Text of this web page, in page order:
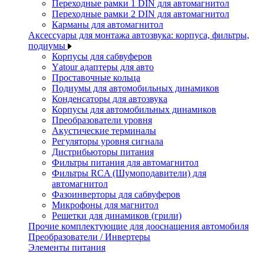
Переходные рамки 1 DIN для автомагнитол
Переходные рамки 2 DIN для автомагнитол
Карманы для автомагнитол
Аксессуары для монтажа автозвука: корпуса, фильтры,
подиумы
Корпусы для сабвуферов
Yаtour адаптеры для авто
Проставочные кольца
Подиумы для автомобильных динамиков
Конденсаторы для автозвука
Корпусы для автомобильных динамиков
Преобразователи уровня
Акустические терминалы
Регуляторы уровня сигнала
Дистрибьюторы питания
Фильтры питания для автомагнитол
Фильтры RCA (Шумоподавители) для
автомагнитол
Фазоинверторы для сабвуферов
Микрофоны для магнитол
Решетки для динамиков (грили)
Прочие комплектующие для дооснащения автомобиля
Преобразователи / Инвертеры
Элементы питания